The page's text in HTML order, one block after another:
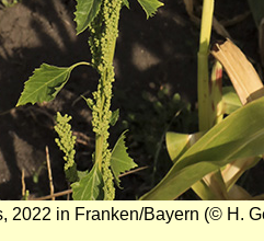
2022 in Franken/Bayern (© H.